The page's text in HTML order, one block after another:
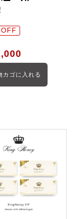
カゴに入れる